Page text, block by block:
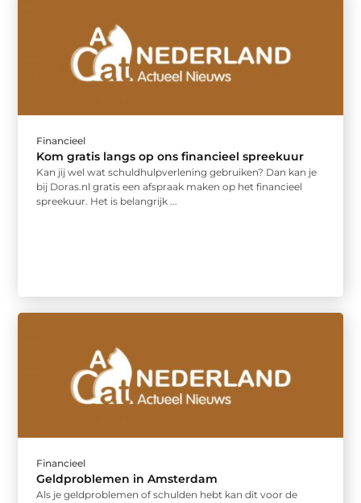
Financieel
Kom gratis langs op ons financieel spreekuur
Kan jij wel wat schuldhulpverlening gebruiken? Dan kan je
bij Doras.nl gratis een afspraak maken op het financieel
spreekuur. Het is belangrijk ...
Financieel
Geldproblemen in Amsterdam
Als je geldproblemen of schulden hebt kan dit voor de